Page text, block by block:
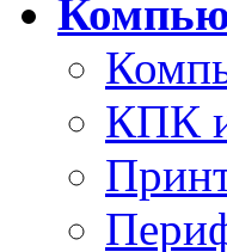
КПК